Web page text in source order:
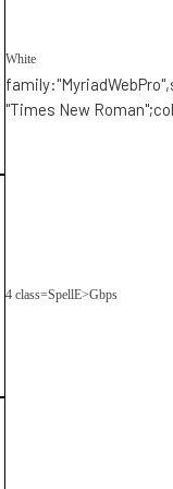
White
"Times New
4 class=SpellE>Gbps